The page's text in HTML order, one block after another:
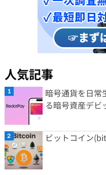
人気記事
暗号通貨を日常
る暗号資産デビ
ビットコイン